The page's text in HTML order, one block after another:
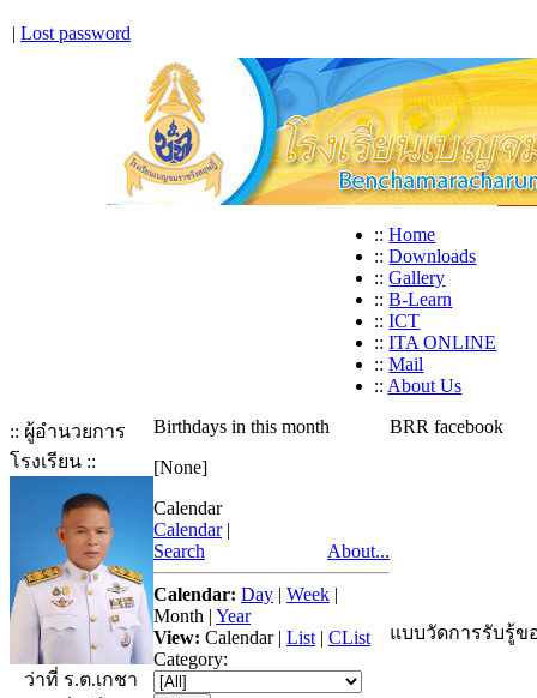
| Lost password
:: Home
:: Downloads
:: Gallery
:: B-Learn
:: ICT
:: ITA ONLINE
:: Mail
:: About Us
:: ผู้อำนวยการ
โรงเรียน ::
ว่าที่ ร.ต.เกชา
Birthdays in this month
[None]
Calendar
Calendar |
Search
About...
Calendar: Day | Week |
Month | Year
View: Calendar| List | CList
Category:
BRR facebook
แบบวัดการรับรู้ข